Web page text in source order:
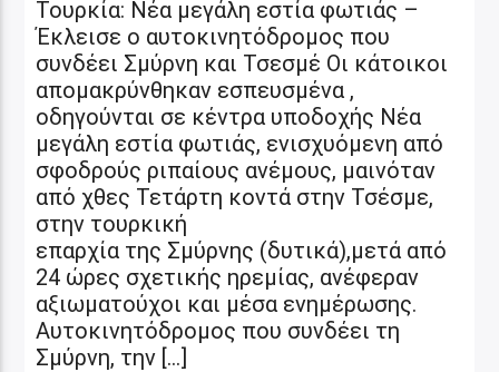
Τουρκία: Νέα μεγάλη εστία φωτιάς –
Έκλεισε ο αυτοκινητόδρομος που
συνδέει Σμύρνη και Τσεσμέ Οι κάτοικοι
απομακρύνθηκαν εσπευσμένα ,
οδηγούνται σε κέντρα υποδοχής Νέα
μεγάλη εστία φωτιάς, ενισχυόμενη από
σφοδρούς ριπαίους ανέμους, μαινόταν
από χθες Τετάρτη κοντά στην Τσέσμε,
στην τουρκική
επαρχία της Σμύρνης (δυτικά),μετά από
24 ώρες σχετικής ηρεμίας, ανέφεραν
αξιωματούχοι και μέσα ενημέρωσης.
Αυτοκινητόδρομος που συνδέει τη
Σμύρνη, την […]